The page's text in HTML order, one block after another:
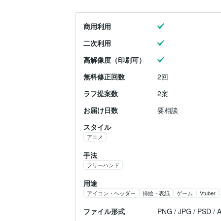
商用利用
二次利用
高解像度（印刷可）
無料修正回数
2回
ラフ提案数
2案
お届け日数
要相談
スタイル
アニメ
手法
フリーハンド
用途
アイコン・ヘッダー 挿絵・表紙 ゲーム Vtuber
ファイル形式
PNG / JPG / PSD /